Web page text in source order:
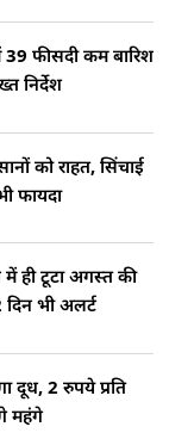
फीसदी कम बारिश
निर्देश
को राहत, सिंचाई
फायदा
ही टूटा अगस्त की
भी अलर्ट
दूध, 2 रुपये प्रति
महंगे